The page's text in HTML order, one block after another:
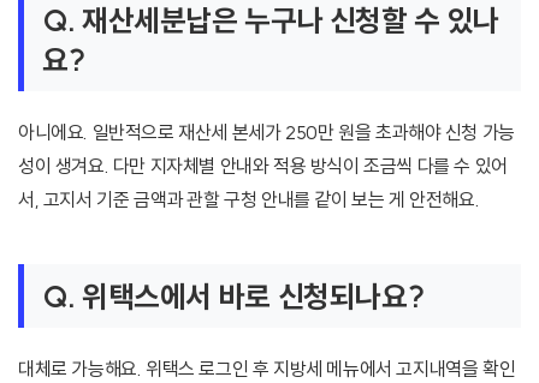
Q. 재산세분납은 누구나 신청할 수 있나
요?
아니에요. 일반적으로 재산세 본세가 250만 원을 초과해야 신청 가능
성이 생겨요. 다만 지자체별 안내와 적용 방식이 조금씩 다를 수 있어
서, 고지서 기준 금액과 관할 구청 안내를 같이 보는 게 안전해요.
Q. 위택스에서 바로 신청되나요?
대체로 가능해요. 위택스 로그인 후 지방세 메뉴에서 고지내역을 확인